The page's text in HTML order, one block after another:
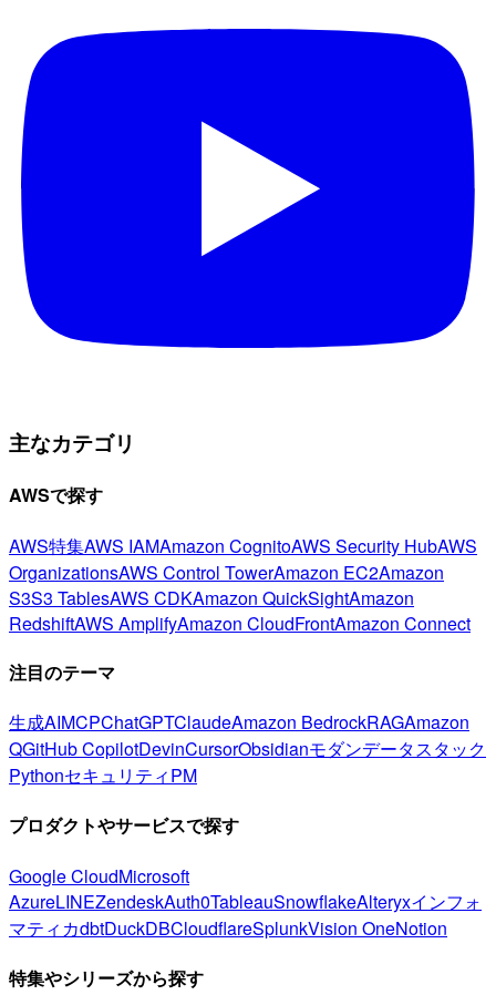
主なカテゴリ
AWSで探す
AWS特集AWS IAMAmazon CognitoAWS Security HubAWS
OrganizationsAWS Control TowerAmazon EC2Amazon
S3S3 TablesAWS CDKAmazon QuickSightAmazon
RedshiftAWS AmplifyAmazon CloudFrontAmazon Connect
注目のテーマ
生成AIMCPChatGPTClaudeAmazon BedrockRAGAmazon
QGitHub CopilotDevinCursorObsidianモダンデータスタック
PythonセキュリティPM
プロダクトやサービスで探す
Google CloudMicrosoft
AzureLINEZendeskAuth0TableauSnowflakeAlteryxインフォ
マティカdbtDuckDBCloudflareSplunkVision OneNotion
特集やシリーズから探す